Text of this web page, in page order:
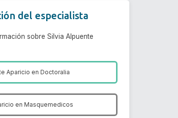
del especialista
sobre Silvia Alpuente
Aparicio enDoctoralia
en Masquemedicos